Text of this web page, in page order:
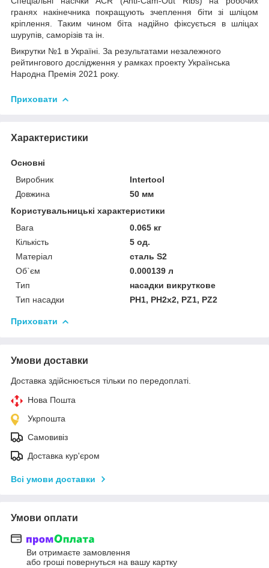
гранях накінечника покращують зчеплення біти зі шліцом
кріплення. Таким чином біта надійно фіксується в шліцах
шурупів, саморізів та ін.
Викрутки №1 в Україні. За результатами незалежного
рейтингового дослідження у рамках проекту Українська
Народна Премія 2021 року.
Приховати
Характеристики
Основні
Виробник
Intertool
Довжина
50 мм
Користувальницькі характеристики
Вага
0.065 кг
Кількість
5 од.
Матеріал
сталь S2
Об`єм
0.000139 л
Тип
насадки викруткове
Тип насадки
PH1, PH2х2, PZ1, PZ2
Приховати
Умови доставки
Доставка здійснюється тільки по передоплаті.
Нова Пошта
Укрпошта
Самовивіз
Доставка кур'єром
Всі умови доставки
Умови оплати
Ви отримаєте замовлення
або гроші повернуться на вашу картку